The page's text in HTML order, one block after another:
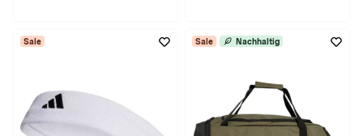
Sale Sale Nachhaltig